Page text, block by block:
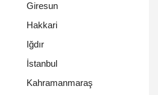
Giresun
Hakkari
Iğdır
İstanbul
Kahramanmaraş